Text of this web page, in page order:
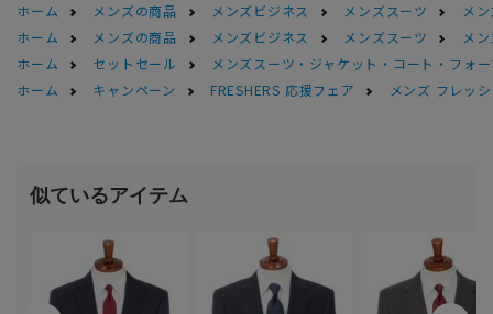
ホーム
メンズの商品 メンズビジネス メンズスーツ
メ
ホーム
メンズの商品 メンズビジネス メンズスーツ
メ
ホーム
セットセール
メンズスーツ・ジャケット・コート・フォ
ホーム
キャンペーン FRESHERS 応援フェア メンズ フレッ